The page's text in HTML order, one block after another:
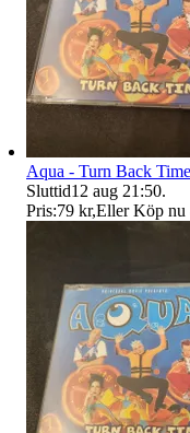
Aqua - Turn Back
Sluttid12 aug 21:50.
Pris:79 kr,Eller Köp nu